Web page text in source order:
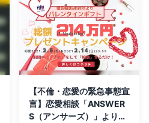
【不倫・恋愛の緊急事態宣
言】恋愛相談「ANSWER
S（アンサーズ）」よりバ